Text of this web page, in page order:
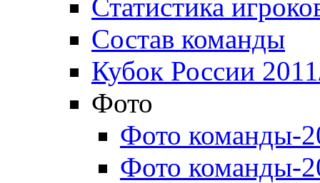
Статистика
Состав команды
Кубок России
Фото
Фото команды-
Фото команды-